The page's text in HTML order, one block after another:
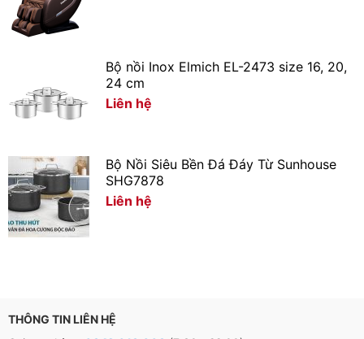
Dung tích – Công suất – Công tắc
– Dung tích 1 lít, đáp ứng được nhu cầu đun nước nóng
để pha trà, cà phê, sữa, nấu mì,…
– Công suất 1260 – 1500W, hoạt động ổn định, đun
Xem thêm: Mẹo dùng bình đun tiết kiệm điện.
Bộ nồi Inox Elmich EL-2473 size 16, 20,
24 cm
Liên hệ
Bộ Nồi Siêu Bền Đá Đáy Từ Sunhouse
SHG7878
Liên hệ
THÔNG TIN LIÊN HỆ